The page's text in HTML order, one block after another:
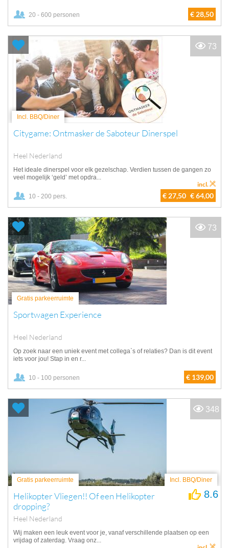
20 - 600 personen € 28,50
Incl. BBQ/Diner
Citygame: Ontmasker de Saboteur Dinerspel
Heel Nederland
Het ideale dinerspel voor elk gezelschap. Verdien tussen de gangen zo
veel mogelijk ‘geld’ met opdra...
10 - 200 pers. € 27,50 € 64,00
incl.
73
Gratis parkeerruimte
Sportwagen Experience
Heel Nederland
Op zoek naar een uniek event met collega`s of relaties? Dan is dit event
iets voor jou! Stap in en r...
10 - 100 personen € 139,00
73
Gratis parkeerruimte Incl. BBQ/Diner
Helikopter Vliegen!! Of een Helikopter
dropping?
Heel Nederland
8.6
Wij maken een leuk event voor je, vanaf verschillende plaatsen op een
vrijdag of zaterdag. Vraag onz...
348